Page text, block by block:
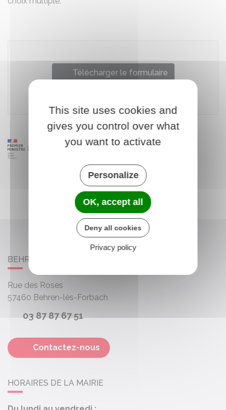
Télécharger le formulaire
BEHREN-LÈS-FORBACH
Rue des Roses
57460 Behren-lès-Forbach
03 87 87 67 51
Contactez-nous
HORAIRES DE LA MAIRIE
This site uses cookies and
gives you control over what
you want to activate
Personalize
OK, accept all
Deny all cookies
Privacy policy